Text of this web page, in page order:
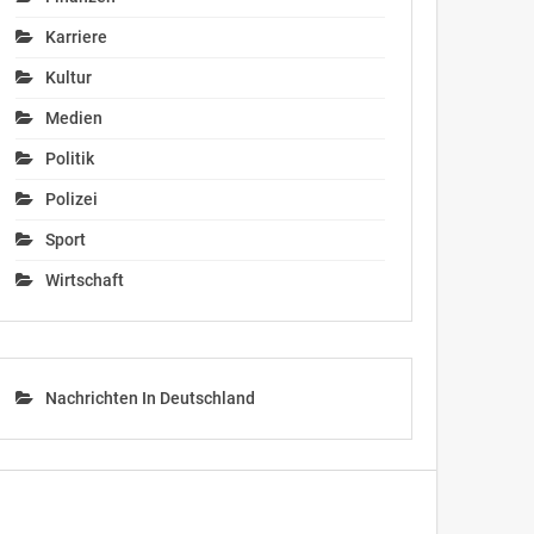
Karriere
Kultur
Medien
Politik
Polizei
Sport
Wirtschaft
Nachrichten In Deutschland